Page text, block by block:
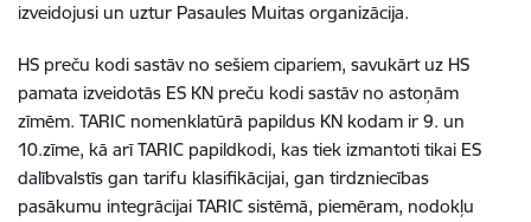
izveidojusi un uztur Pasaules Muitas organizācija.
HS preču kodi sastāv no sešiem cipariem, savukārt uz HS
pamata izveidotās ES KN preču kodi sastāv no astoņām
zīmēm. TARIC nomenklatūrā papildus KN kodam ir 9. un
10.zīme, kā arī TARIC papildkodi, kas tiek izmantoti tikai ES
dalībvalstīs gan tarifu klasifikācijai, gan tirdzniecības
pasākumu integrācijai TARIC sistēmā, piemēram, nodokļu